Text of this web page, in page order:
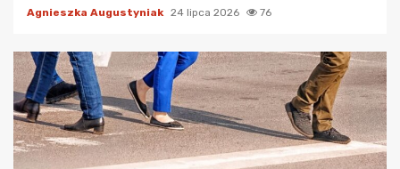
Agnieszka Augustyniak 24 lipca 2026 76